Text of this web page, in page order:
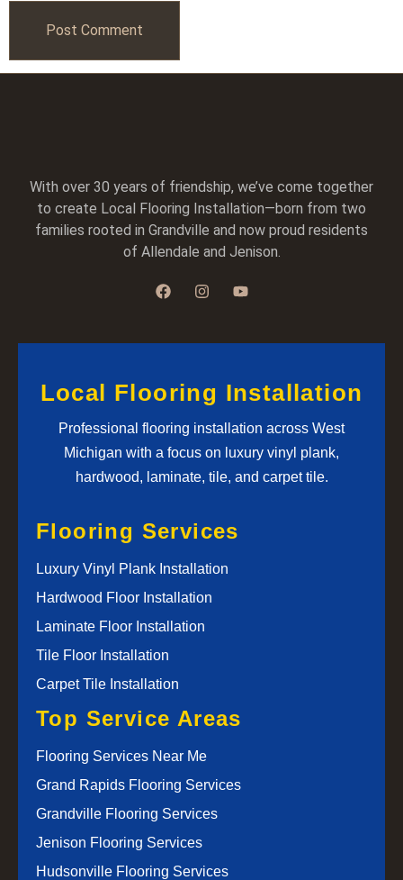
With over 30 years of friendship, we’ve come together
to create Local Flooring Installation—born from two
families rooted in Grandville and now proud residents
of Allendale and Jenison.
Local Flooring Installation
Professional flooring installation across West
Michigan with a focus on luxury vinyl plank,
hardwood, laminate, tile, and carpet tile.
Flooring Services
Luxury Vinyl Plank Installation
Hardwood Floor Installation
Laminate Floor Installation
Tile Floor Installation
Carpet Tile Installation
Top Service Areas
Flooring Services Near Me
Grand Rapids Flooring Services
Grandville Flooring Services
Jenison Flooring Services
Hudsonville Flooring Services